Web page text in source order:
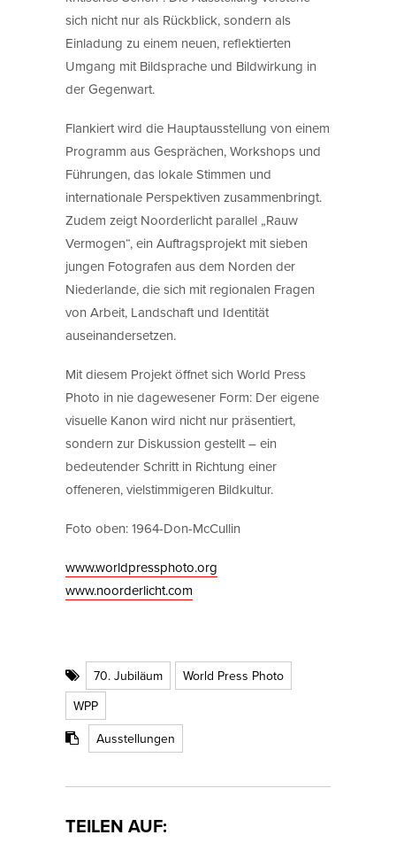
sich nicht nur als Rückblick, sondern als
Einladung zu einem neuen, reflektierten
Umgang mit Bildsprache und Bildwirkung in
der Gegenwart.
Flankiert wird die Hauptausstellung von einem
Programm aus Gesprächen, Workshops und
Führungen, das lokale Stimmen und
internationale Perspektiven zusammenbringt.
Zudem zeigt Noorderlicht parallel „Rauw
Vermogen“, ein Auftragsprojekt mit sieben
jungen Fotografen aus dem Norden der
Niederlande, die sich mit regionalen Fragen
von Arbeit, Landschaft und Identität
auseinandersetzen.
Mit diesem Projekt öffnet sich World Press
Photo in nie dagewesener Form: Der eigene
visuelle Kanon wird nicht nur präsentiert,
sondern zur Diskussion gestellt – ein
bedeutender Schritt in Richtung einer
offeneren, vielstimmigeren Bildkultur.
Foto oben: 1964-Don-McCullin
www.worldpressphoto.org
www.noorderlicht.com
70. Jubiläum
World Press Photo
WPP
Ausstellungen
TEILEN AUF: